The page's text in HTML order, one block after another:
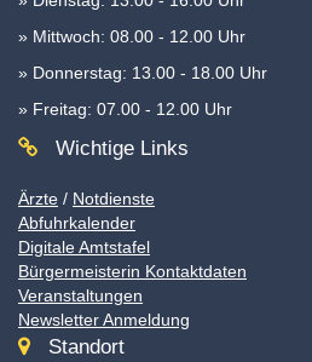
» Mittwoch: 08.00 - 12.00 Uhr
» Donnerstag: 13.00 - 18.00 Uhr
» Freitag: 07.00 - 12.00 Uhr
Wichtige Links
Ärzte / Notdienste
Abfuhrkalender
Digitale Amtstafel
Bürgermeisterin Kontaktdaten
Veranstaltungen
Newsletter Anmeldung
Standort